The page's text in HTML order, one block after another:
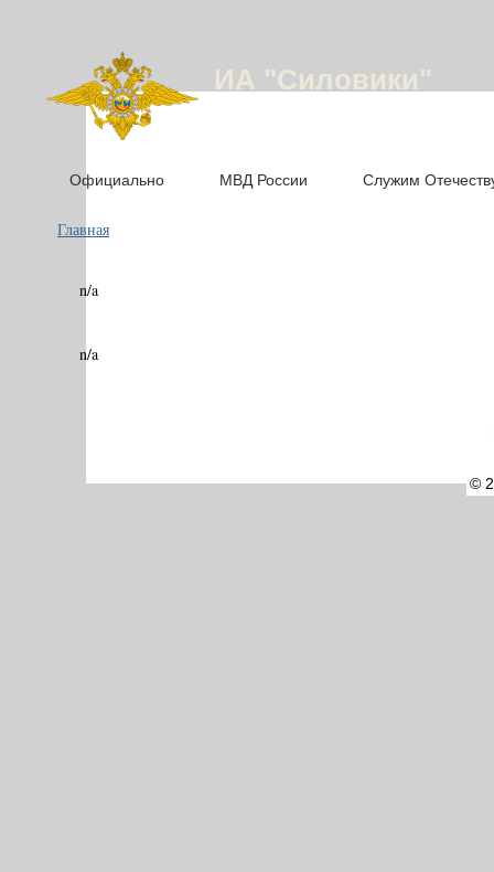
ИА "Силовики"
Официально МВД России Служим
Главная
n/a
n/a
©